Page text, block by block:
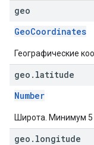
geo
GeoCoordinates
Географические
geo . latitude
Number
Широта. Минимум 5
geo . longitude